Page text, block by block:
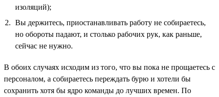
изоляций);
Вы держитесь, приостанавливать работу не собираетесь,
но обороты падают, и столько рабочих рук, как раньше,
сейчас не нужно.
В обоих случаях исходим из того, что вы пока не прощаетесь с
персоналом, а собираетесь переждать бурю и хотели бы
сохранить хотя бы ядро команды до лучших времен. По